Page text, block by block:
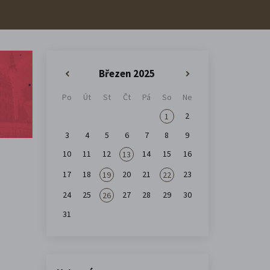
Březen 2025
Po Út St Čt Pá So
Ne
1
2
3
4 5 6 7 8
9
10
11 12 13 14 15
16
17
18 19 20 21 22
23
24
25 26 27 28 29
30
31